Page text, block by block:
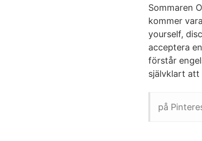
Sommaren
kommer
yourself,
acceptera
förstår
självklart att
på